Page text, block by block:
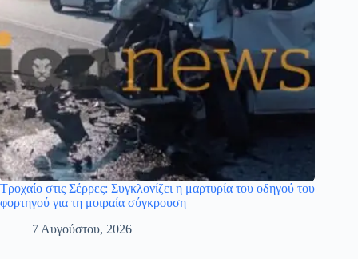
Τροχαίο στις Σέρρες: Συγκλονίζει η μαρτυρία του οδηγού του
φορτηγού για τη μοιραία σύγκρουση
7 Αυγούστου, 2026